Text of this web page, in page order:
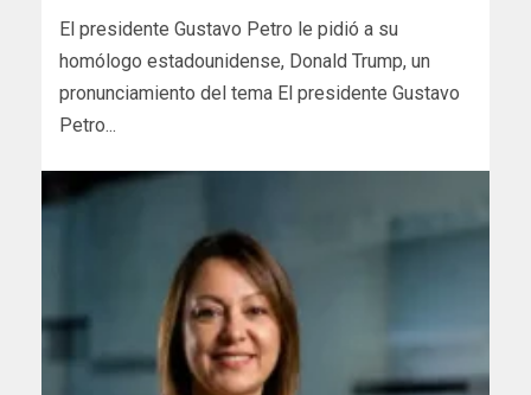
El presidente Gustavo Petro le pidió a su
homólogo estadounidense, Donald Trump, un
pronunciamiento del tema El presidente Gustavo
Petro...